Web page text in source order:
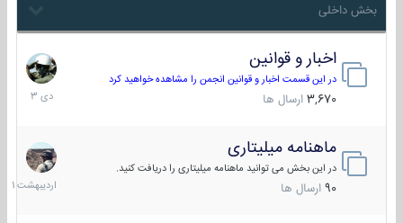
بخش داخلی
اخبار و قوانین
در این قسمت اخبار و قوانین انجمن را مشاهده خواهید کرد
3,670 ارسال ها
22
دی
1403
ماهنامه میلیتاری
در این بخش می توانید ماهنامه میلیتاری را دریافت کنید.
90 ارسال ها
30
1401